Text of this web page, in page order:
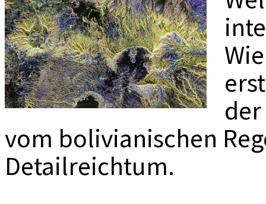
vom bolivianischen
Detailreichtum.